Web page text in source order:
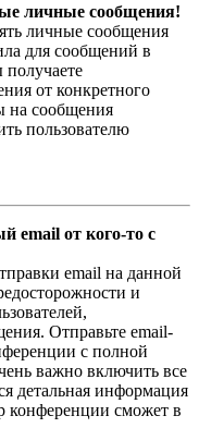
личные сообщения!
личные сообщения
для сообщений в
от конкретного
на сообщения
пользователю
email от кого-то с
email на данной
и
Отправьте email-
с полной
важно включить все
детальная информация
конференции сможет в